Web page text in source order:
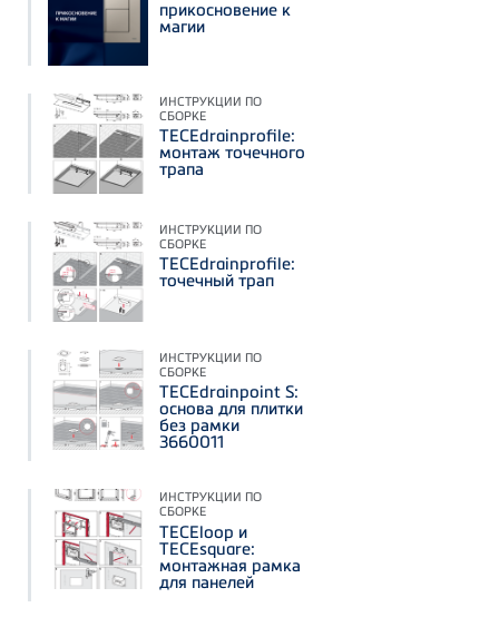
прикосновение к
магии
ИНСТРУКЦИИ ПО
СБОРКЕ
TECEdrainprofile:
монтаж точечного
трапа
ИНСТРУКЦИИ ПО
СБОРКЕ
TECEdrainprofile:
точечный трап
ИНСТРУКЦИИ ПО
СБОРКЕ
TECEdrainpoint S:
основа для плитки
без рамки
3660011
ИНСТРУКЦИИ ПО
СБОРКЕ
TECEloop и
TECEsquare:
монтажная рамка
для панелей